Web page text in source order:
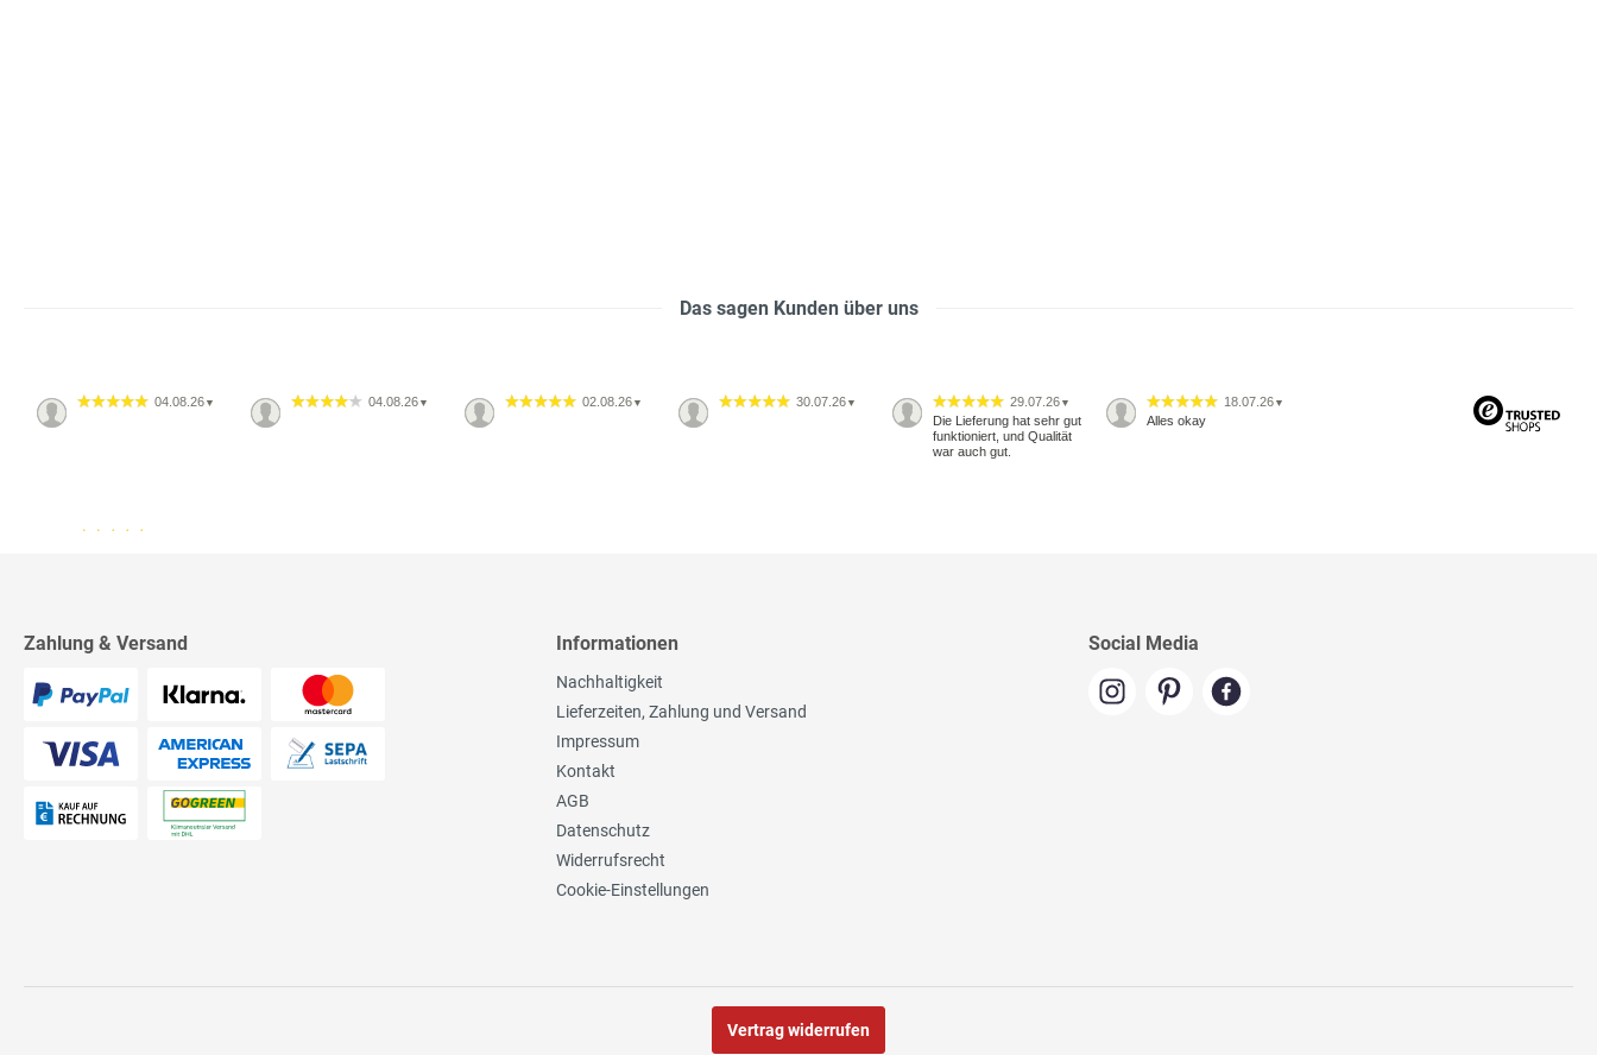
Das sagen Kunden über uns
04.08.26 ▼ 04.08.26 ▼ 02.08.26 ▼ 30.07.26 ▼ 29.07.26 ▼
Die Lieferung hat sehr gut
funktioniert, und Qualität
war auch gut.
18.07.26 ▼
Alles okay
Zahlung & Versand Informationen
Nachhaltigkeit
Lieferzeiten, Zahlung und Versand
Impressum
Kontakt
AGB
Datenschutz
Widerrufsrecht
Cookie-Einstellungen
Social Media
Vertrag widerrufen